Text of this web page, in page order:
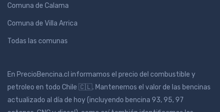
Comuna de Calama
Comuna de Villa Arrica
Todas las comunas
En PrecioBencina.cl informamos el precio del combustible y
petroleo en todo Chile 🇨🇱. Mantenemos el valor de las bencinas
actualizado al día de hoy (incluyendo bencina 93, 95, 97